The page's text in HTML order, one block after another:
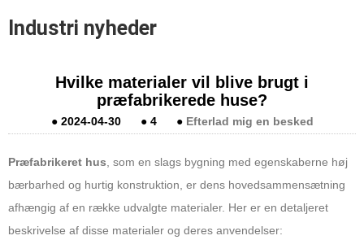
Industri nyheder
Hvilke materialer vil blive brugt i
præfabrikerede huse?
● 2024-04-30 ● 4 ● Efterlad mig en besked
Præfabrikeret hus, som en slags bygning med egenskaberne høj
bærbarhed og hurtig konstruktion, er dens hovedsammensætning
afhængig af en række udvalgte materialer. Her er en detaljeret
beskrivelse af disse materialer og deres anvendelser: